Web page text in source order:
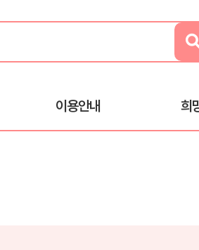
이용안내 희